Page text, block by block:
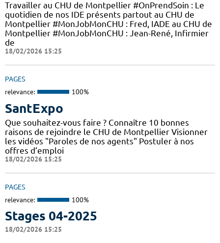
Travailler au CHU de Montpellier #OnPrendSoin : Le
quotidien de nos IDE présents partout au CHU de
Montpellier #MonJobMonCHU : Fred, IADE au CHU de
Montpellier #MonJobMonCHU : Jean-René, Infirmier
de
18/02/2026 15:25
PAGES
relevance: 100%
SantExpo
Que souhaitez-vous faire ? Connaître 10 bonnes
raisons de rejoindre le CHU de Montpellier Visionner
les vidéos "Paroles de nos agents" Postuler à nos
offres d’emploi
18/02/2026 15:25
PAGES
relevance: 100%
Stages 04-2025
18/02/2026 15:25